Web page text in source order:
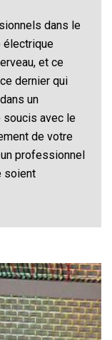
dans le
électrique
et ce
dernier qui
un
soucis avec le
de votre
professionnel
soient